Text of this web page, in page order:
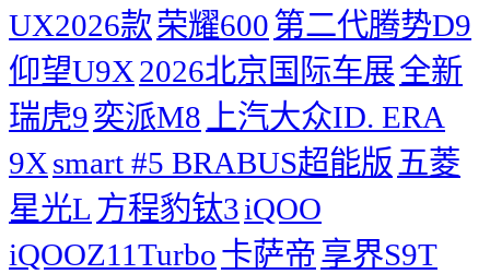
UX2026款荣耀600第二代腾势D9
仰望U9X2026北京国际车展全新
瑞虎9奕派M8 上汽大众ID. ERA
9Xsmart #5 BRABUS超能版 五菱
星光L 方程豹钛3iQOO
iQOOZ11Turbo卡萨帝享界S9T